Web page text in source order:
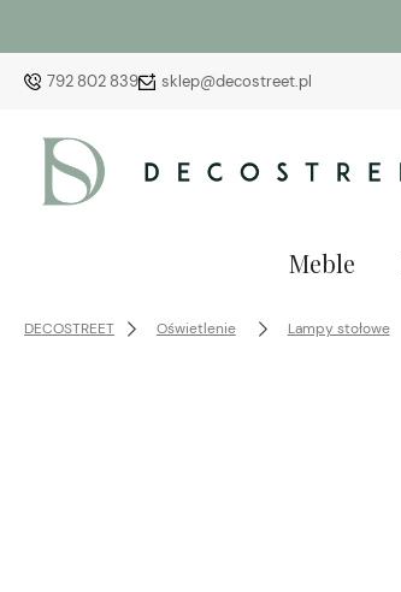
792 802 839 sklep@decostreet.pl
Meble
DECOSTREET Oświetlenie Lampy stołowe